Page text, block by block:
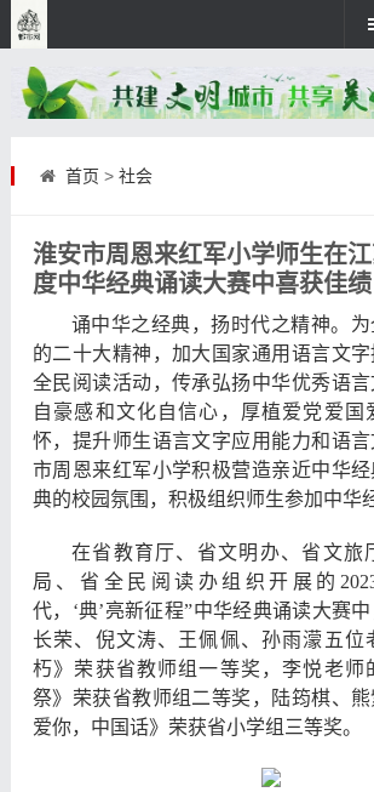
首页 > 社会
淮安市周恩来红军小学师生在
度中华经典诵读大赛中喜获佳绩
诵中华之经典，扬时代之精神。
的二十大精神，加大国家通用语言文
全民阅读活动，传承弘扬中华优秀语
自豪感和文化自信心，厚植爱党爱国
怀，提升师生语言文字应用能力和语
市周恩来红军小学积极营造亲近中华
典的校园氛围，积极组织师生参加中华
在省教育厅、省文明办、省文旅
局、省全民阅读办组织开展的
代，‘典’亮新征程”中华经典诵读大赛
长荣、倪文涛、王佩佩、孙雨濛五位
朽》荣获省教师组一等奖，李悦老师
祭》荣获省教师组二等奖，陆筠棋、
爱你，中国话》荣获省小学组三等奖。